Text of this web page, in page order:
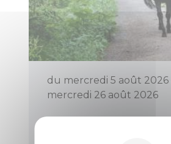
du mercredi 5 août 2026
mercredi 26 août 2026